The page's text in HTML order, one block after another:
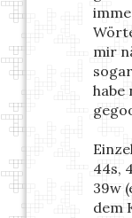
mir
habe
44s,
39w
dem